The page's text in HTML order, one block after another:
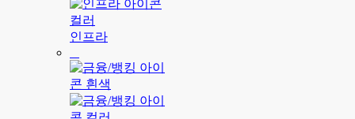
인프라